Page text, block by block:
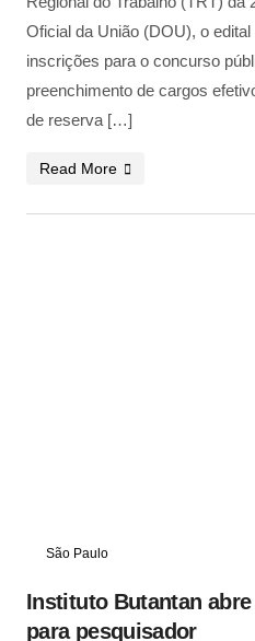
Oficial da União (DOU), o edital
inscrições para o concurso
preenchimento de cargos
de reserva […]
Read More
São Paulo
Instituto Butantan
para pesquisador